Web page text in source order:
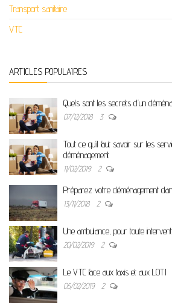
Transport sanitaire
VTC
ARTICLES POPULAIRES
Quels sont les secrets d’un
07/12/2018 3
Tout ce qu’il faut savoir sur les
déménagement
11/02/2019 2
Préparez votre déménagement
13/11/2018 2
Une ambulance, pour toute
20/02/2019 2
Le VTC face aux taxis et aux LOTI
05/02/2019 2